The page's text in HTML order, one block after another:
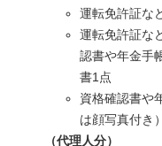
運転免許証な
運転免許証な
認書や年金手
書1点
資格確認書や
は顔写真付き）
（代理人分）